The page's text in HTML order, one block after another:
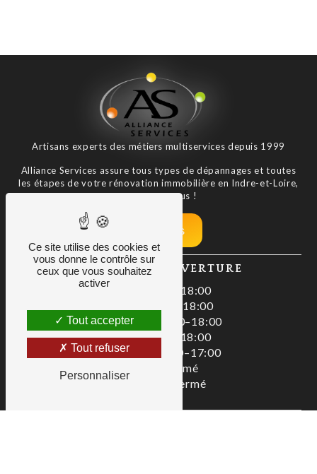
Artisans experts des métiers multiservices depuis 1999
Alliance Services assure tous types de dépannages et toutes
les étapes de votre rénovation immobilière en Indre-et-Loire,
contactez-nous !
Nos tarifs
HORAIRES D'OUVERTURE
Lundi : 08:00–18:00
Mardi : 08:00–18:00
Mercredi : 08:00–18:00
Jeudi : 08:00–18:00
Vendredi : 08:00–17:00
Samedi : Fermé
Dimanche : Fermé
Ce site utilise des cookies et
vous donne le contrôle sur
ceux que vous souhaitez
activer
Tout accepter
Tout refuser
Personnaliser